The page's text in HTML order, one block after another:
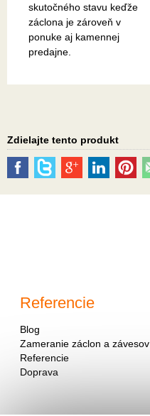
skutočného stavu keďže
záclona je zároveň v
ponuke aj kamennej
predajne.
Zdielajte tento produkt
Referencie
Blog
Zameranie záclon a závesov
Referencie
Doprava